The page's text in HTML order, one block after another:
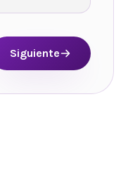
Siguiente